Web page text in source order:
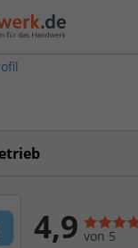
4,9 von 5